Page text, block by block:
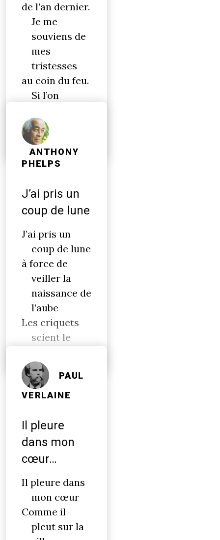
de l’an dernier.
Je me
souviens de
mes
tristesses
au coin du feu.
Si l’on
demandé :
qu'est-ce?
ANTHONY
PHELPS
J’ai pris un
coup de lune
J’ai pris un
coup de lune
à force de
veiller la
naissance de
l’aube
Les criquets
scient le
PAUL
VERLAINE
Il pleure
dans mon
cœur…
Il pleure dans
mon cœur
Comme il
pleut sur la